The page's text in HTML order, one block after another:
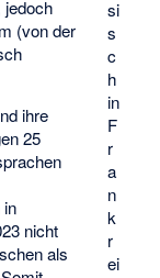
si
s
c
h
in
F
r
a
n
k
r
ei
jedoch
(von der
ihre
25
in
nicht
als